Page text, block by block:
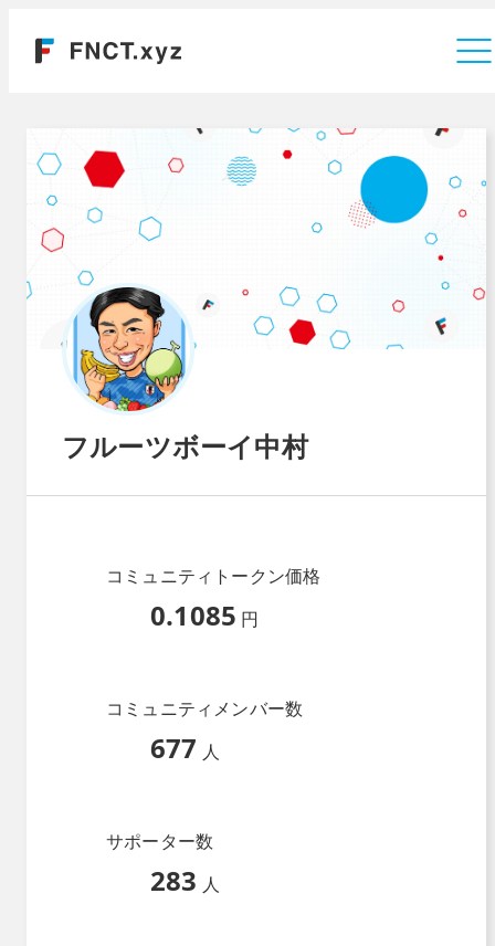
フルーツボーイ中村
コミュニティトークン価格
0.1085 円
コミュニティメンバー数
677 人
サポーター数
283 人